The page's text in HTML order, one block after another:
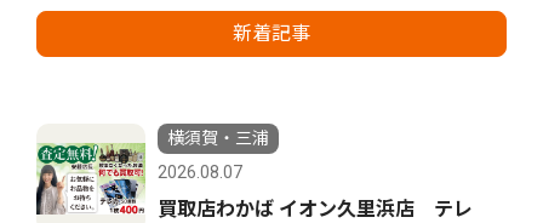
新着記事
横須賀・三浦
2026.08.07
買取店わかば イオン久里浜店 テレ